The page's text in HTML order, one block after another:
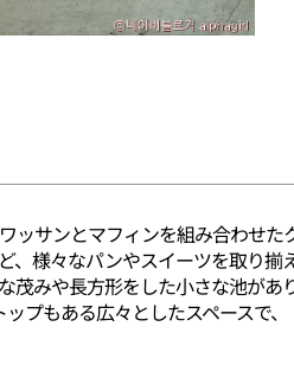
ッサンとマフィンを組み合わせた
様々なパンやスイーツを取り揃
みや長方形をした小さな池があ
プもある広々としたスペースで